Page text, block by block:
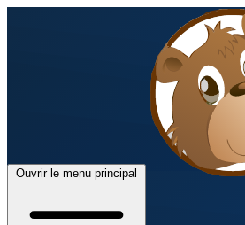
Ouvrir le menu principal